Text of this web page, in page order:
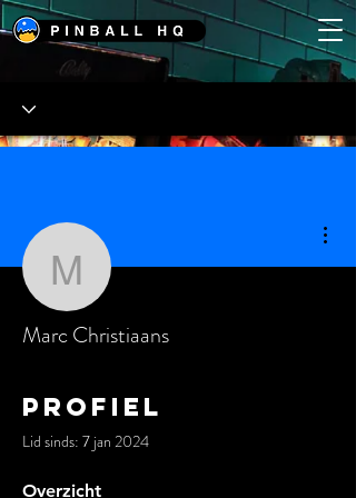
Marc Christiaans
Marc Christiaans
Profiel
Lid sinds: 7 jan 2024
Overzicht